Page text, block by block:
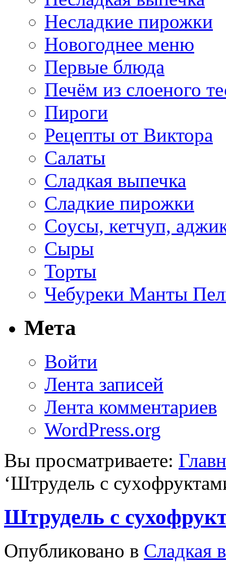
Несладкие пирожки
Новогоднее меню
Первые блюда
Печём из слоеного
Пироги
Рецепты от Виктора
Салаты
Сладкая выпечка
Сладкие пирожки
Соусы, кетчуп,
Сыры
Торты
Чебуреки Манты
Мета
Войти
Лента записей
Лента комментариев
WordPress.org
Вы просматриваете:
‘Штрудель с
Штрудель с
Опубликовано в Сладкая